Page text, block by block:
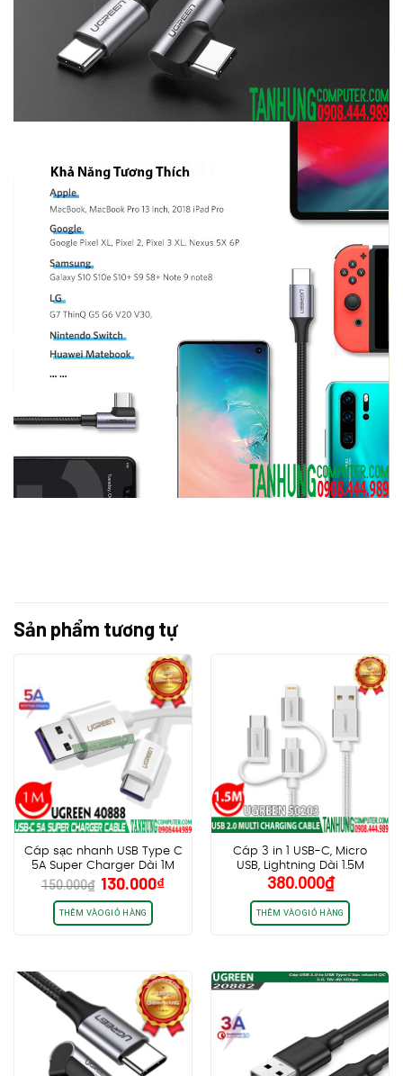
Sản phẩm tương tự
Cáp sạc nhanh USB Type C
5A Super Charger Dài 1M
Ugreen 40888 Chính Hãng
150.000₫ Giá
gốc
là:
150.000₫.
130.000₫Giá
THÊM VÀO GIỎ HÀNG
Cáp 3 in 1 USB-C, Micro
USB, Lightning Dài 1.5M
Ugreen 50203 Chính Hãng
380.000₫
THÊM VÀO GIỎ HÀNG